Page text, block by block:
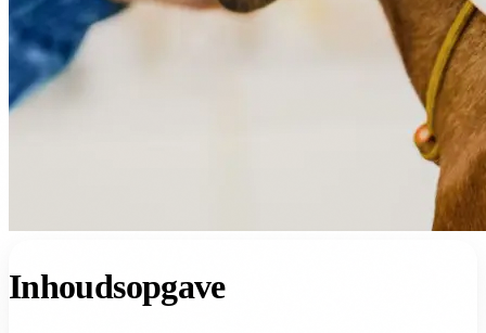
Inhoudsopgave